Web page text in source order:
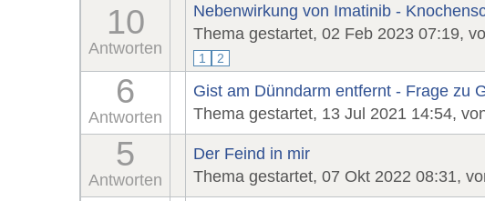
10
Antworten
Nebenwirkung von Imatinib -
Thema gestartet, 02 Feb 2023 07:19,
1 2
6
Antworten
Gist am Dünndarm entfernt - Frage zu
Thema gestartet, 13 Jul 2021 14:54,
5
Antworten
Der Feind in mir
Thema gestartet, 07 Okt 2022 08:31,